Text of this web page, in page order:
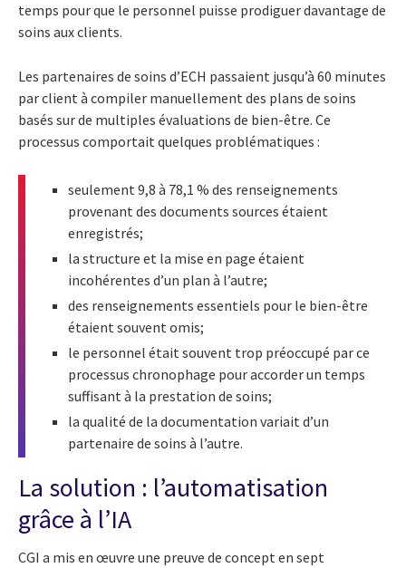
temps pour que le personnel puisse prodiguer davantage de
soins aux clients.
Les partenaires de soins d’ECH passaient jusqu’à 60 minutes
par client à compiler manuellement des plans de soins
basés sur de multiples évaluations de bien-être. Ce
processus comportait quelques problématiques :
seulement 9,8 à 78,1 % des renseignements
provenant des documents sources étaient
enregistrés;
la structure et la mise en page étaient
incohérentes d’un plan à l’autre;
des renseignements essentiels pour le bien-être
étaient souvent omis;
le personnel était souvent trop préoccupé par ce
processus chronophage pour accorder un temps
suffisant à la prestation de soins;
la qualité de la documentation variait d’un
partenaire de soins à l’autre.
La solution : l’automatisation
grâce à l’IA
CGI a mis en œuvre une preuve de concept en sept